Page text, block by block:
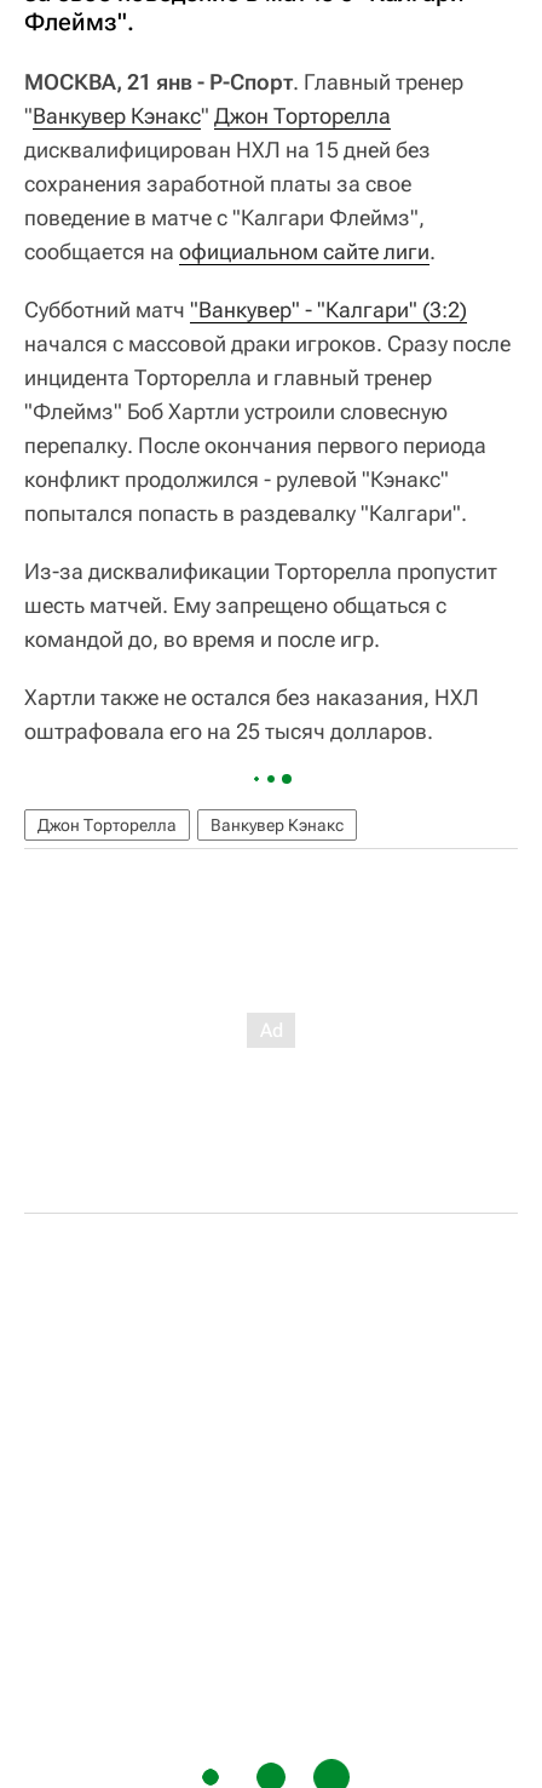
Флеймз".
МОСКВА, 21 янв - Р-Спорт. Главный тренер
"Ванкувер Кэнакс" Джон Торторелла
дисквалифицирован НХЛ на 15 дней без
сохранения заработной платы за свое
поведение в матче с "Калгари Флеймз",
сообщается на официальном сайте лиги.
Субботний матч "Ванкувер" - "Калгари" (3:2)
начался с массовой драки игроков. Сразу после
инцидента Торторелла и главный тренер
"Флеймз" Боб Хартли устроили словесную
перепалку. После окончания первого периода
конфликт продолжился - рулевой "Кэнакс"
попытался попасть в раздевалку "Калгари".
Из-за дисквалификации Торторелла пропустит
шесть матчей. Ему запрещено общаться с
командой до, во время и после игр.
Хартли также не остался без наказания, НХЛ
оштрафовала его на 25 тысяч долларов.
Джон Торторелла Ванкувер Кэнакс